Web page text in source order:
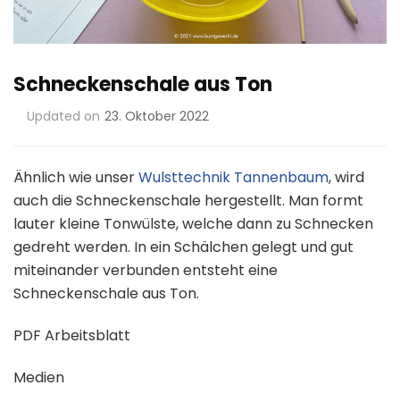
Schneckenschale aus Ton
Updated on 23. Oktober 2022
Ähnlich wie unserWulsttechnik Tannenbaum, wird
auch die Schneckenschale hergestellt. Man formt
lauter kleine Tonwülste, welche dann zu Schnecken
gedreht werden. In ein Schälchen gelegt und gut
miteinander verbunden entsteht eine
Schneckenschale aus Ton.
PDF Arbeitsblatt
Medien